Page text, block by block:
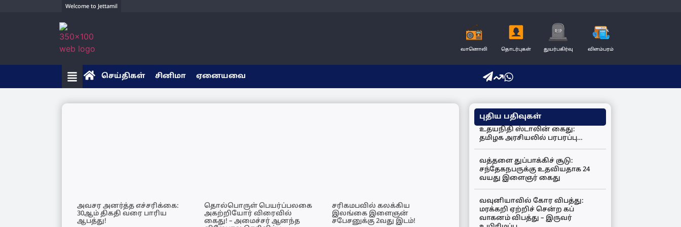
Welcome to Jettamil
வானொலி தொடர்புகள் துயர்பகிர்வு விளம்பரம்
செய்திகள் சினிமா ஏனையவை
அவசர அனர்த்த எச்சரிக்கை:
30ஆம் திகதி வரை பாரிய
ஆபத்து!
தொல்பொருள் பெயர்ப்பலகை
அகற்றியோர் விரைவில்
கைது! – அமைச்சர் ஆனந்த
சரிகமபவில் கலக்கிய
இலங்கை இளைஞன்
சபேசனுக்கு 2வது இடம்!
புதிய பதிவுகள்
உதயநிதி ஸ்டாலின் கைது:
தமிழக அரசியலில் பரபரப்பு…
வத்தளை துப்பாக்கிச் சூடு:
சந்தேகநபருக்கு உதவியதாக 24
வயது இளைஞர் கைது
வவுனியாவில் கோர விபத்து:
மரக்கறி ஏற்றிச் சென்ற கப்
வாகனம் விபத்து – இருவர்